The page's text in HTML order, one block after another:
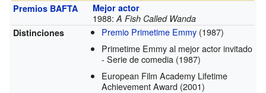
Premios BAFTA
Mejor actor
1988:A Fish Called Wanda
Distinciones
Premio Primetime Emmy (1987)
Primetime Emmy al mejor actor invitado
- Serie de comedia (1987)
European Film Academy Lifetime
Achievement Award (2001)